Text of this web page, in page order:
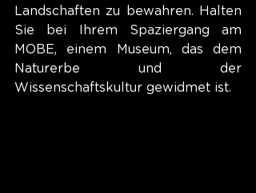
Landschaften zu bewahren. Halten
Sie bei Ihrem Spaziergang am
MOBE, einem Museum, das dem
Naturerbe und der
Wissenschaftskultur gewidmet ist.